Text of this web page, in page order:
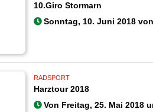
10.Giro Stormarn
Sonntag, 10. Juni 2018
RADSPORT
Harztour 2018
Von Freitag, 25. Mai 2018